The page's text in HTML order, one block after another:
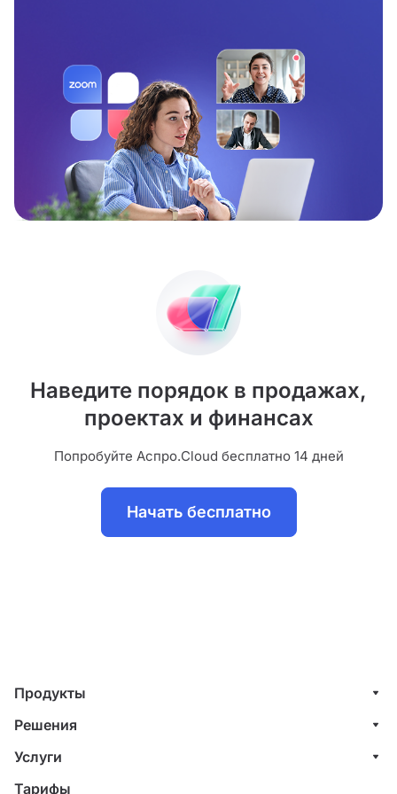
Наведите порядок в продажах,
проектах и финансах
Попробуйте Аспро.Cloud бесплатно 14 дней
Начать бесплатно
Продукты
Управление клиентами (CRM)
Проекты
Финансы
Решения
ИТ-компании
Строительные компании
Услуги
Внедрение системы управления клиентами
Тарифы